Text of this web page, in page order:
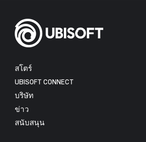
สโตร์
UBISOFT CONNECT
บริษัท
ข่าว
สนับสนุน